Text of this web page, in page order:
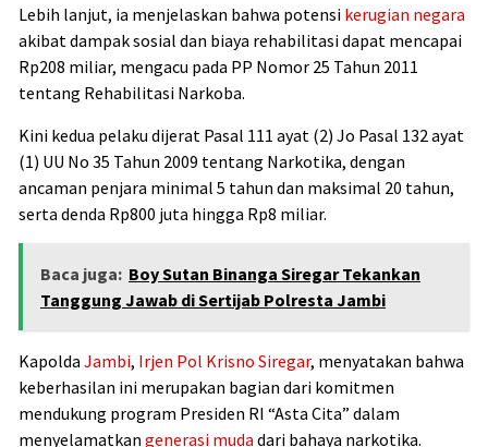
Lebih lanjut, ia menjelaskan bahwa potensi kerugian negara
akibat dampak sosial dan biaya rehabilitasi dapat mencapai
Rp208 miliar, mengacu pada PP Nomor 25 Tahun 2011
tentang Rehabilitasi Narkoba.
Kini kedua pelaku dijerat Pasal 111 ayat (2) Jo Pasal 132 ayat
(1) UU No 35 Tahun 2009 tentang Narkotika, dengan
ancaman penjara minimal 5 tahun dan maksimal 20 tahun,
serta denda Rp800 juta hingga Rp8 miliar.
Baca juga: Boy Sutan Binanga Siregar Tekankan
Tanggung Jawab di Sertijab Polresta Jambi
Kapolda Jambi, Irjen Pol Krisno Siregar, menyatakan bahwa
keberhasilan ini merupakan bagian dari komitmen
mendukung program Presiden RI “Asta Cita” dalam
menyelamatkan generasi muda dari bahaya narkotika.